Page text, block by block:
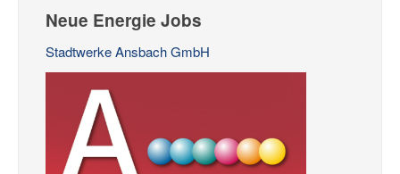
Neue Energie Jobs
Stadtwerke Ansbach GmbH